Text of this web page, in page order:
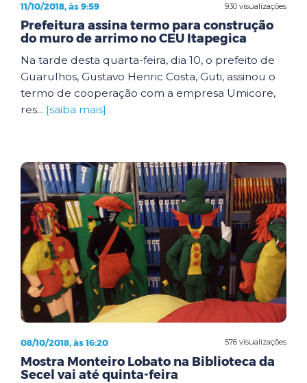
930 visualizações
11/10/2018, às 9:59
Prefeitura assina termo para construção
do muro de arrimo no CEU Itapegica
Na tarde desta quarta-feira, dia 10, o prefeito de
Guarulhos, Gustavo Henric Costa, Guti, assinou o
termo de cooperação com a empresa Umicore,
res... [saiba mais]
576 visualizações
08/10/2018, às 16:20
Mostra Monteiro Lobato na Biblioteca da
Secel vai até quinta-feira